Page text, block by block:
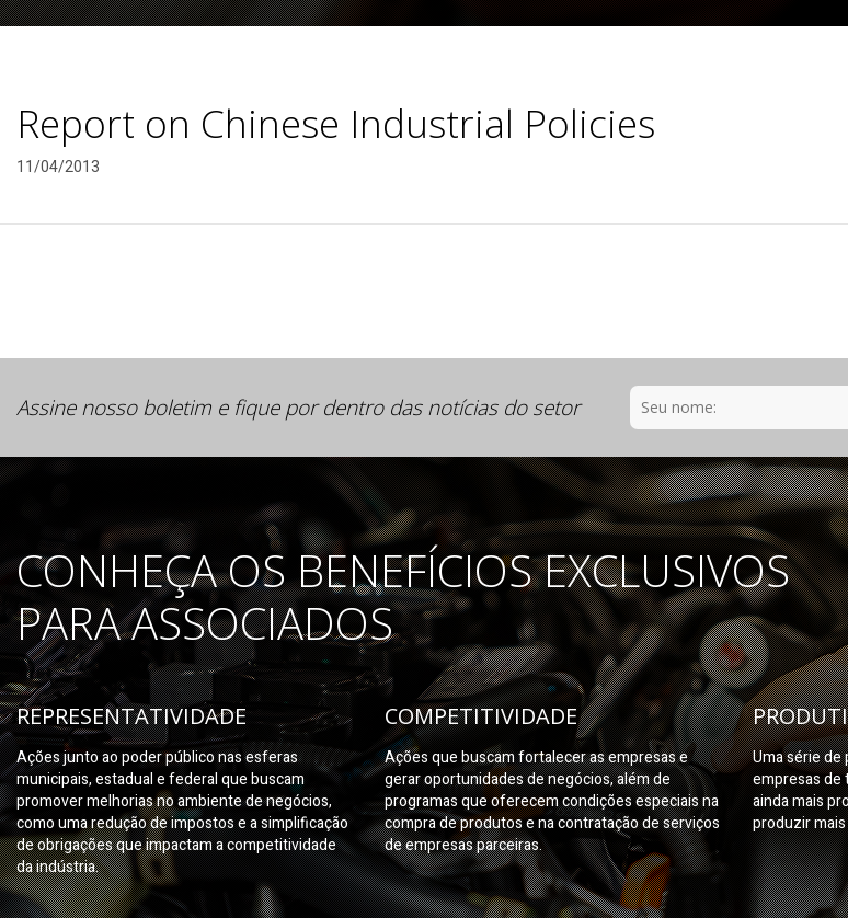
Report on Chinese Industrial Policies
11/04/2013
Assine nosso boletim e fique por dentro das notícias do setor
CONHEÇA OS BENEFÍCIOS EXCLUSIVOS
PARA ASSOCIADOS
REPRESENTATIVIDADE
Ações junto ao poder público nas esferas
municipais, estadual e federal que buscam
promover melhorias no ambiente de negócios,
como uma redução de impostos e a simplificação
de obrigações que impactam a competitividade
da indústria.
COMPETITIVIDADE
Ações que buscam fortalecer as empresas e
gerar oportunidades de negócios, além de
programas que oferecem condições especiais na
compra de produtos e na contratação de serviços
de empresas parceiras.
Uma série
empresas de
ainda mais
produzir